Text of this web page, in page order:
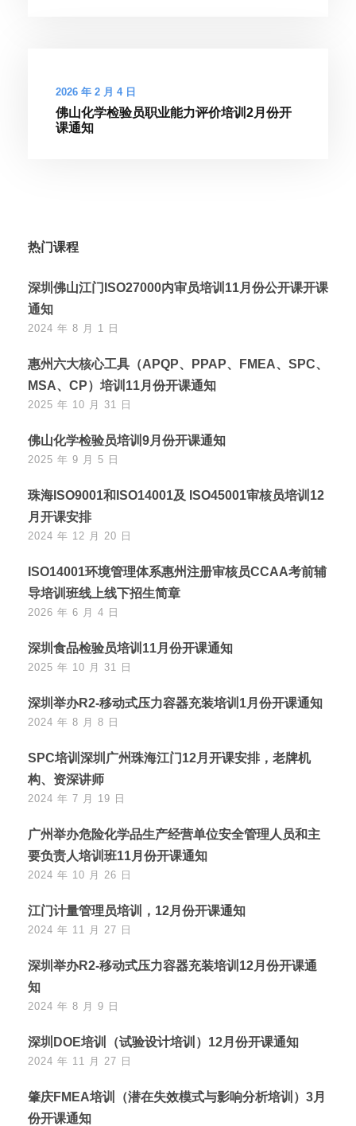
2026 年 2 月 4 日
佛山化学检验员职业能力评价培训2月份开
课通知
热门课程
深圳佛山江门ISO27000内审员培训11月份公开课开课
通知
2024 年 8 月 1 日
惠州六大核心工具（APQP、PPAP、FMEA、SPC、
MSA、CP）培训11月份开课通知
2025 年 10 月 31 日
佛山化学检验员培训9月份开课通知
2025 年 9 月 5 日
珠海ISO9001和ISO14001及 ISO45001审核员培训12
月开课安排
2024 年 12 月 20 日
ISO14001环境管理体系惠州注册审核员CCAA考前辅
导培训班线上线下招生简章
2026 年 6 月 4 日
深圳食品检验员培训11月份开课通知
2025 年 10 月 31 日
深圳举办R2-移动式压力容器充装培训1月份开课通知
2024 年 8 月 8 日
SPC培训深圳广州珠海江门12月开课安排，老牌机
构、资深讲师
2024 年 7 月 19 日
广州举办危险化学品生产经营单位安全管理人员和主
要负责人培训班11月份开课通知
2024 年 10 月 26 日
江门计量管理员培训，12月份开课通知
2024 年 11 月 27 日
深圳举办R2-移动式压力容器充装培训12月份开课通
知
2024 年 8 月 9 日
深圳DOE培训（试验设计培训）12月份开课通知
2024 年 11 月 27 日
肇庆FMEA培训（潜在失效模式与影响分析培训）3月
份开课通知